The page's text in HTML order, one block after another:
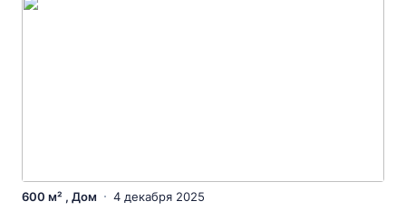
600 м² , Дом 4 декабря 2025